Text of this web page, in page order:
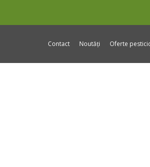
Contact Noutăți Oferte